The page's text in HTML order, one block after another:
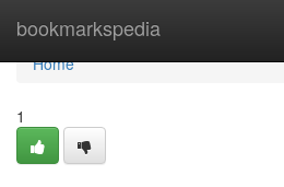
bookmarkspedia
Home
Home
1